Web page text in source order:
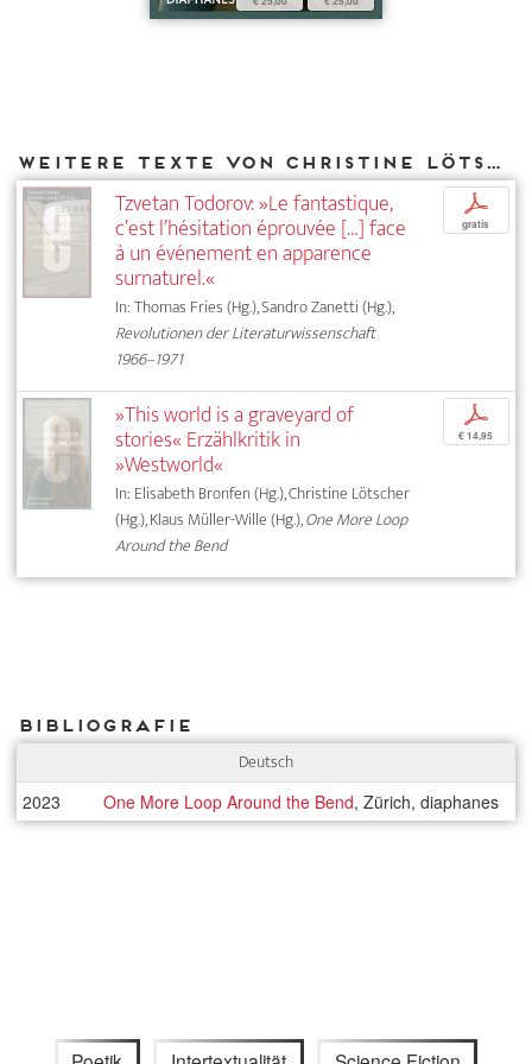
Weitere Texte von Christine Lötscher bei DIAPHANES
Tzvetan Todorov: »Le fantastique,
c’est l’hésitation éprouvée […] face
à un événement en apparence
surnaturel.«
In: Thomas Fries (Hg.), Sandro Zanetti (Hg.),
Revolutionen der Literaturwissenschaft
1966–1971
p
gratis
»This world is a graveyard of
stories« Erzählkritik in
»Westworld«
In: Elisabeth Bronfen (Hg.), Christine Lötscher
(Hg.), Klaus Müller-Wille (Hg.),One More Loop
Around the Bend
p
€ 14,95
Bibliografie
Deutsch
2023 One More Loop Around the Bend, Zürich, diaphanes